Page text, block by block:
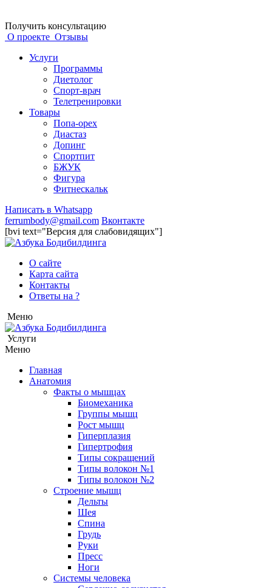
Получить консультацию
О проекте Отзывы
Услуги
Программы
Диетолог
Спорт-врач
Телетренировки
Товары
Попа-орех
Диастаз
Допинг
Спортпит
БЖУК
Фигура
Фитнескальк
Написать в Whatsapp
ferrumbody@gmail.com Вконтакте
[bvi text="Версия для слабовидящих"]
О сайте
Карта сайта
Контакты
Ответы на ?
Меню
Услуги
Меню
Главная
Анатомия
Факты о мышцах
Биомеханика
Группы мышц
Рост мышц
Гиперплазия
Гипертрофия
Типы сокращений
Типы волокон №1
Типы волокон №2
Строение мышц
Дельты
Шея
Спина
Грудь
Руки
Пресс
Ноги
Системы человека